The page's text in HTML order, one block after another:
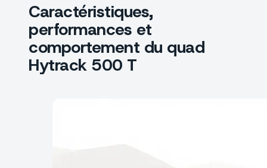
Caractéristiques,
performances et
comportement du quad
Hytrack 500 T